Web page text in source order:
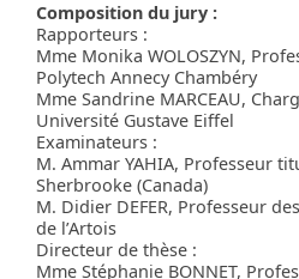
Composition du jury :
Rapporteurs :
Mme Monika WOLOSZYN,
Polytech Annecy Chambéry
Mme Sandrine MARCEAU,
Université Gustave Eiffel
Examinateurs :
M. Ammar YAHIA, Professeur
Sherbrooke (Canada)
M. Didier DEFER, Professeur
de l’Artois
Directeur de thèse :
Mme Stéphanie BONNET,